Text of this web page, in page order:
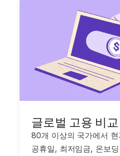
글로벌 고용 비교
80개 이상의 국가에서
공휴일, 최저임금, 온보